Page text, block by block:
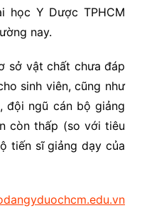
học Y Dược TPHCM
nay.
sở vật chất chưa đáp
sinh viên, cũng như
đội ngũ cán bộ giảng
còn thấp (so với tiêu
tiến sĩ giảng dạy của